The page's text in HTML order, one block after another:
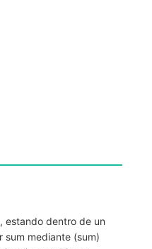
estando dentro de un
sum mediante (sum)